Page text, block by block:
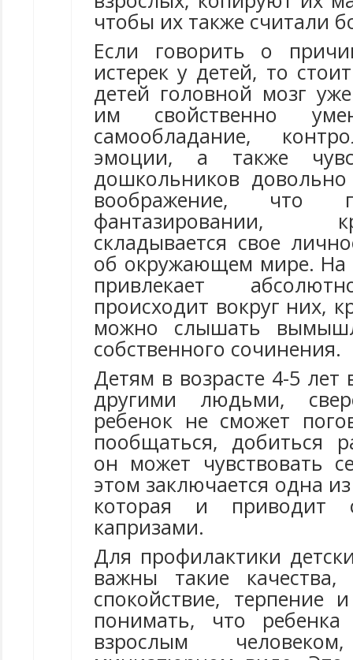
чтобы их также считали
Если говорить о
истерек у детей, то
детей головной мозг
им свойственно
самообладание,
эмоции, а также
дошкольников
воображение, что
фантазировании,
складывается свое
об окружающем мире. На
привлекает
происходит вокруг них,
можно слышать
собственного сочинения.
Детям в возрасте 4-5
другими людьми,
ребенок не сможет
пообщаться, добиться
он может чувствовать
этом заключается одна
которая и приводит
капризами.
Для профилактики
важны такие
спокойствие, терпение
понимать, что ребенка
взрослым